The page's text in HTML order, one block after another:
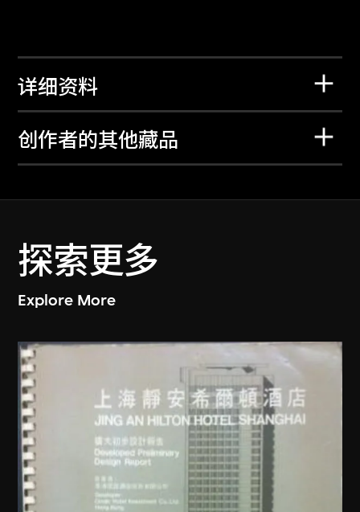
详细资料
创作者的其他藏品
探索更多
Explore More